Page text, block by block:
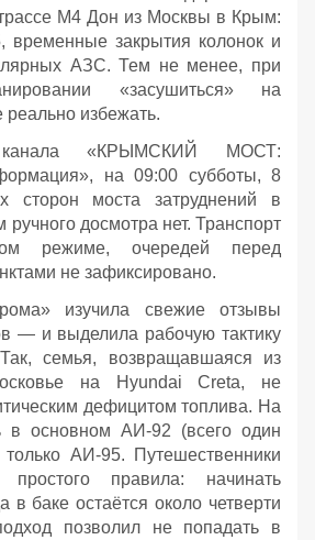
М4 Дон из Москвы в Крым:
временные закрытия колонок и
АЗС. Тем не менее, при
«засушиться» на
избежать.
«КРЫМСКИЙ МОСТ:
на 09:00 субботы, 8
сторон моста затруднений в
ручного досмотра нет. Транспорт
режиме, очередей перед
не зафиксировано.
изучила свежие отзывы
— и выделила рабочую тактику
семья, возвращавшаяся из
на Hyundai Creta, не
дефицитом топлива. На
в основном АИ‑92 (всего один
АИ‑95. Путешественники
простого правила: начинать
в баке остаётся около четверти
позволил не попадать в